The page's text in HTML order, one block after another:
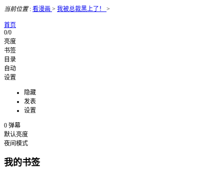
当前位置: 看漫画 > 我被总裁黑上了！ >
首页
0/0
亮度
书签
目录
自动
设置
隐藏
发表
设置
0 弹幕
默认亮度
夜间模式
我的书签